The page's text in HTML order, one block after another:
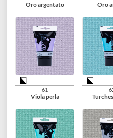
52
Magenta fluorescente Rosa
55
Blu fluorescente